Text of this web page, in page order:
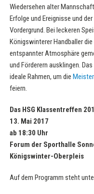
Wiedersehen alter
Erfolge und Ereignisse und
Vordergrund. Bei leckeren
Königswinterer Handballer
entspannter Atmosphäre
und Förderern ausklingen.
ideale Rahmen, um die
feiern.
Das HSG Klassentreffen
13. Mai 2017
ab 18:30 Uhr
Forum der Sporthalle
Königswinter-Oberpleis
Auf dem Programm steht